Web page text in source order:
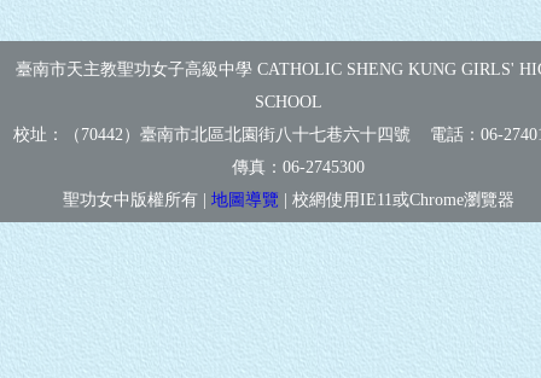
臺南市天主教聖功女子高級中學 CATHOLIC SHENG KUNG GIRLS'
SCHOOL
校址：（70442）臺南市北區北園街八十七巷六十四號 電話：06-
傳真： 06-2745300
聖功女中版權所有 | 地圖導覽 | 校網使用IE11或Chrome瀏覽器